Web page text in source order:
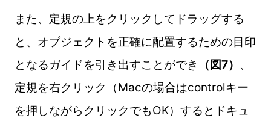
また、定規の上をクリックしてドラッグする
と、オブジェクトを正確に配置するための目印
となるガイドを引き出すことができ
（図7） 、
定規を右クリック（Macの場合はcontrolキー
を押しながらクリックでもOK）するとドキュ